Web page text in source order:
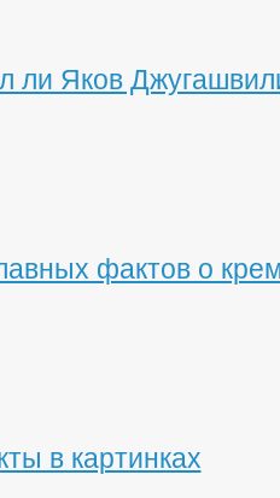
ли Яков
фактов о
в картинках